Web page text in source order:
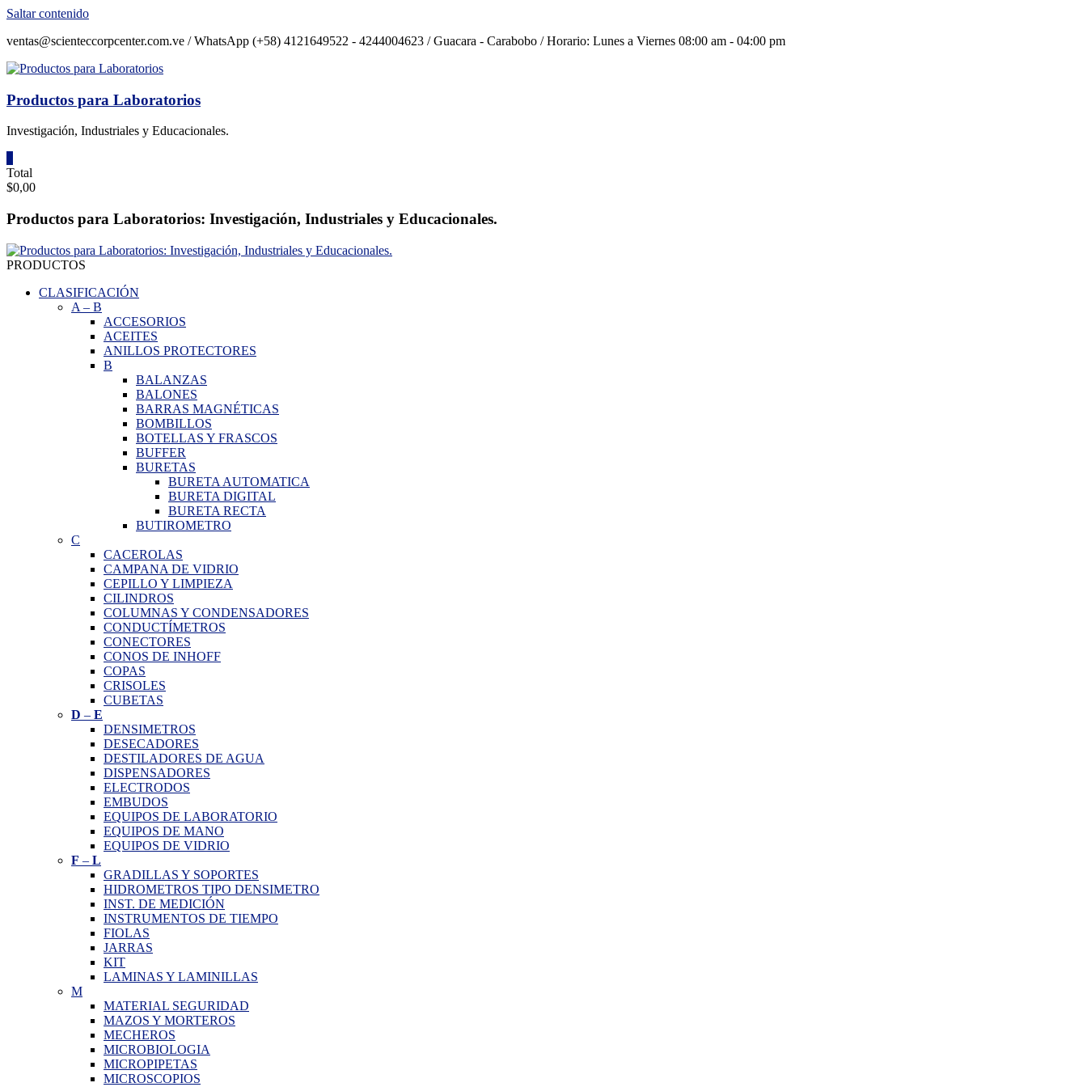
Saltar contenido
ventas@scienteccorpcenter.com.ve / WhatsApp (+58) 4121649522 - 4244004623 / Guacara - Carabobo / Horario: Lunes a Viernes 08:00 am - 04:00 pm
Productos para Laboratorios
Investigación, Industriales y Educacionales.
Total
$0,00
Productos para Laboratorios: Investigación, Industriales y Educacionales.
PRODUCTOS
CLASIFICACIÓN
A – B
ACCESORIOS
ACEITES
ANILLOS PROTECTORES
B
BALANZAS
BALONES
BARRAS MAGNÉTICAS
BOMBILLOS
BOTELLAS Y FRASCOS
BUFFER
BURETAS
BURETA AUTOMATICA
BURETA DIGITAL
BURETA RECTA
BUTIROMETRO
C
CACEROLAS
CAMPANA DE VIDRIO
CEPILLO Y LIMPIEZA
CILINDROS
COLUMNAS Y CONDENSADORES
CONDUCTÍMETROS
CONECTORES
CONOS DE INHOFF
COPAS
CRISOLES
CUBETAS
D – E
DENSIMETROS
DESECADORES
DESTILADORES DE AGUA
DISPENSADORES
ELECTRODOS
EMBUDOS
EQUIPOS DE LABORATORIO
EQUIPOS DE MANO
EQUIPOS DE VIDRIO
F – L
GRADILLAS Y SOPORTES
HIDROMETROS TIPO DENSIMETRO
INST. DE MEDICIÓN
INSTRUMENTOS DE TIEMPO
FIOLAS
JARRAS
KIT
LAMINAS Y LAMINILLAS
M
MATERIAL SEGURIDAD
MAZOS Y MORTEROS
MECHEROS
MICROBIOLOGIA
MICROPIPETAS
MICROSCOPIOS